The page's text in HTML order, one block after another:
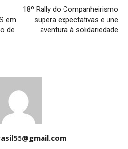
em
de
18º Rally do Companheirismo
supera expectativas e une
aventura à solidariedade